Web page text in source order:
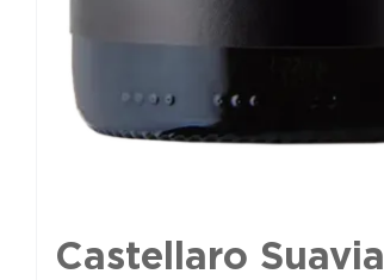
Castellaro Suavia